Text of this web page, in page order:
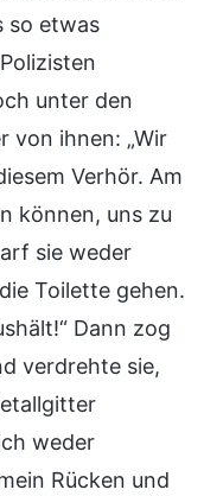
so etwas
unter den
von ihnen: „Wir
Verhör. Am
können, uns zu
sie weder
Toilette gehen.
Dann zog
verdrehte sie,
weder
Rücken und